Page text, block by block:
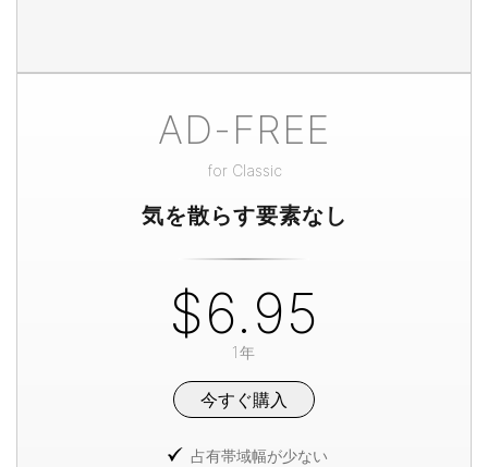
AD-FREE
for Classic
気を散らす要素なし
$6.95
1年
今すぐ購入
占有帯域幅が少ない